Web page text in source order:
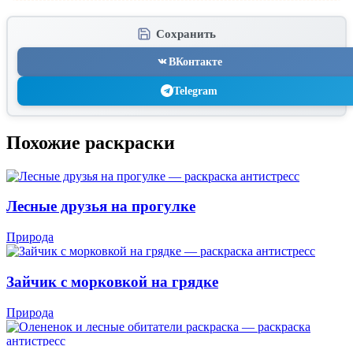
Сохранить
ВКонтакте
Telegram
Похожие раскраски
Лесные друзья на прогулке
Природа
Зайчик с морковкой на грядке
Природа